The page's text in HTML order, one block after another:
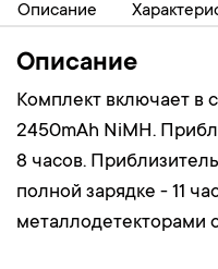
Описание
Описание
Комплект включает в
2450mAh NiMH.
8 часов.
полной зарядке - 11
металлодетекторами